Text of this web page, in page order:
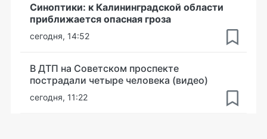
Синоптики: к Калининградской области
приближается опасная гроза
сегодня, 14:52
В ДТП на Советском проспекте
пострадали четыре человека (видео)
сегодня, 11:22